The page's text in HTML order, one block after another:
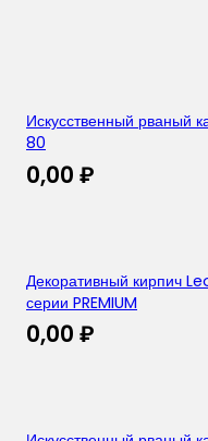
Искусственный рваный
80
0,00 ₽
Декоративный кирпич
серии PREMIUM
0,00 ₽